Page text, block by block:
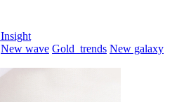
Insight
New wave Gold_trends New galaxy